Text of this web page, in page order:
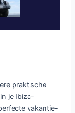
praktische
je Ibiza-
vakantie-